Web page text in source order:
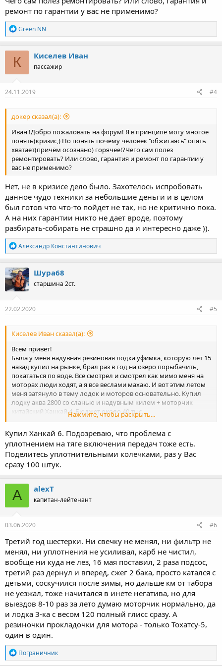
ремонт по гарантии у вас не применимо?
Р
е
а
к
ц
и
и
:
Green NN
К Киселев Иван
пассажир
24.11.2019 #4
докер сказал(а):
Иван !Добро пожаловать на форум! Я в принципе могу многое
понять(кризис,) Но понять почему человек "обжигаясь" опять
хватает(причём осознано) горячее!?Чего сам полез
ремонтировать? Или слово, гарантия и ремонт по гарантии у
вас не применимо?
Нет, не в кризисе дело было. Захотелось испробовать
данное чудо техники за небольшие деньги и в целом
был готов что что-то пойдет не так, но не критично пока.
А на них гарантии никто не дает вроде, поэтому
разбирать-собирать не страшно да и интересно даже )).
Р
е
а
к
ц
и
и
:
Александр Константинович
Шура68
старшина 2ст.
22.02.2020 #5
Киселев Иван сказал(а):
Всем привет!
Была у меня надувная резиновая лодка уфимка, которую лет 15
назад купил на рынке, брал раз в год на озеро порыбачить,
покататься по воде. Все смотрел и смотрел как мимо меня на
моторах люди ходят, а я все веслами махаю. И вот этим летом
меня затянуло в тему лодок и моторов основательно. Купил
лодку аква 2800 со сланью и надувным килем + моторчик
китайский Ханкай 4. Бюджет около 40 тыс.
Заказывал в интернет магазине, привезли все до подъезда.
Моторчик в коробке был весь в масле, на что продавец сказал -
"такое бывает" )). Т.е. то что из редуктора льется масло еще в
коробке - это нормально. Ну да ладно. Залил масло новое.
Первый запуск в бочке на даче, потом в бассейне на часок.
Через недельку поехали с семьей на озеро, раков половить и
мотор обкатать. На малом газу все хорошо, 2/3 газа тоже
держит, даешь полную нагрузку - глохнет на ходу. Месяц искал
в интернете как сее чудо отрегулировать, пока не нашел видео
обзор карбюратора от похожего мотора Парсун. Короче
переливал бенз он и надо было иглу в карбе немного иначе
поставить, что в итоге я и сделал. Как раз к этому моменту
Далее решил посмотреть, а что же внутри редуктора с маслом.
Ничего кроме эмульсии там не нашел. Решил разобрать и
понять откуда вода поступает. Внутреннее устройство
достаточно простое, скопировано не понятно с кого и
упрощено китайцами. Сальники все в норме, подшипник не
люфтит, прокладка живая была. Водичка поступала через
уплотнительное колечко тяги включения передач. Кольцо
резиное, размерами 5-10-2,5.
Посмотреть вложение 168263
Колечко там просто болталось в своем посадочном месте. Под
рукой только паронит был, поэтому вырезал шайбу и
Нажмите, чтобы раскрыть...
Купил Ханкай 6. Подозреваю, что проблема с
уплотнением на тяге включения передач тоже есть.
Поделитесь уплотнительными колечками, раз у Вас
сразу 100 штук.
A alexT
капитан-лейтенант
03.06.2020 #6
Третий год шестерки. Ни свечку не менял, ни фильтр не
менял, ни уплотнения не усиливал, карб не чистил,
вообще ни куда не лез, 16 мая поставил, 2 раза подсос,
третий раз дернул и вперед, сжег 2 бака, просто катался с
детьми, соскучился после зимы, но дальше км от табора
не уезжал, тоже начитался в инете негатива, но для
выездов 8-10 раз за лето думаю моторчик нормально, да
и лодка 3-ка с весом 120 полный глисс сразу. А
резиночки прокладочки для мотора - только Тохатсу-5,
один в один.
Р
е
Пограничник